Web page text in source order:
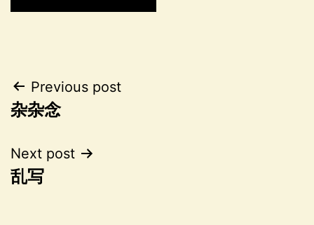
Post
navigation
Previous post
杂杂念
Next post
乱写